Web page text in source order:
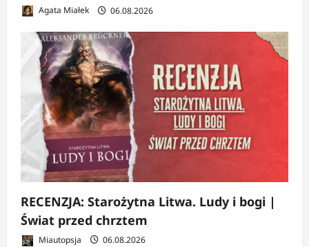
Agata Miałek 06.08.2026
RECENZJA: Starożytna Litwa. Ludy i bogi |
Świat przed chrztem
Miautopsja 06.08.2026